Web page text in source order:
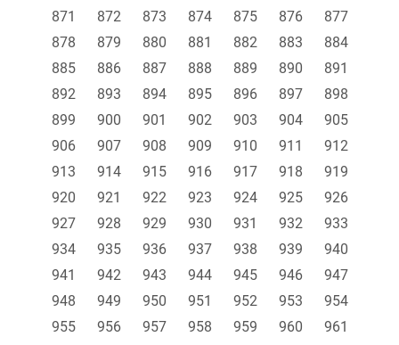
871
872 873 874 875 876
877
878
879 880 881 882 883
884
885
886 887 888 889 890
891
892
893 894 895 896 897
898
899
900 901 902 903 904
905
906
907 908 909 910 911
912
913
914 915 916 917 918
919
920
921 922 923 924 925
926
927
928 929 930 931 932
933
934
935 936 937 938 939
940
941
942 943 944 945 946
947
948
949 950 951 952 953
954
955
956 957 958 959 960
961